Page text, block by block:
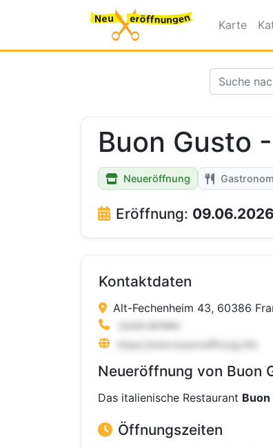
Karte
Buon Gusto
Neueröffnung
Eröffnung: 09.06.2026
Kontaktdaten
Alt-Fechenheim 43, 60386
Neueröffnung von Buon
Das italienische Restaurant
Öffnungszeiten